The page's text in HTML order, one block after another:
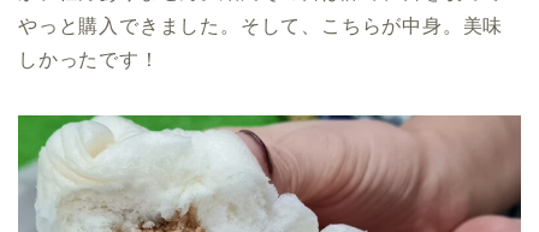
やっと購入できました。そして、こちらが中身。美味
しかったです！